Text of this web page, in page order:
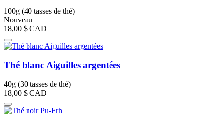
100g (40 tasses de thé)
Nouveau
18,00 $ CAD
Thé blanc Aiguilles argentées
40g (30 tasses de thé)
18,00 $ CAD